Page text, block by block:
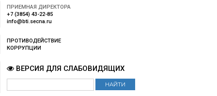
ПРИЕМНАЯ ДИРЕКТОРА
+7 (3854) 43-22-85
info@bti.secna.ru
ПРОТИВОДЕЙСТВИЕ
КОРРУПЦИИ
ВЕРСИЯ ДЛЯ СЛАБОВИДЯЩИХ